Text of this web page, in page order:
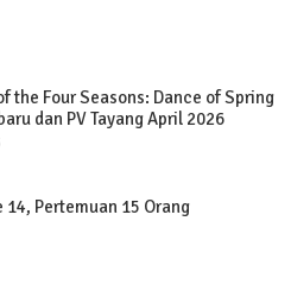
the Four Seasons: Dance of Spring
dan PV Tayang April 2026
14, Pertemuan 15 Orang